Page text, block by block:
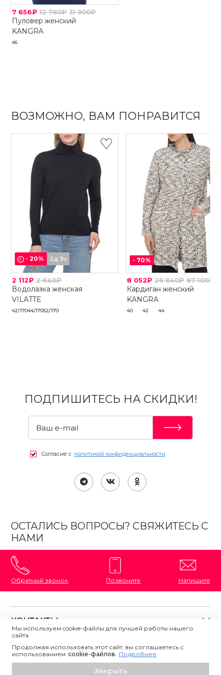
Добавить в корзину
7 656₽ 12 760₽ 31 900₽
Пуловер женский
KANGRA
46
ВОЗМОЖНО, ВАМ ПОНРАВИТСЯ
-20% 2д 3ч
2 112₽ 2 640₽
Водолазка женская
VILATTE
42/17044/17052/170
- 70%
8 052₽ 26 840₽ 67 100₽
Кардиган женский
KANGRA
40 42 44
ПОДПИШИТЕСЬ НА СКИДКИ!
Согласие с политикой конфиденциальности
ОСТАЛИСЬ ВОПРОСЫ? СВЯЖИТЕСЬ С
НАМИ
Обратный звонок Позвоните Напишите
КОНТАКТЫ
8 (800) 333-87-72
Напишите нам
ПОЛЕЗНАЯ ИНФОРМАЦИЯ
О магазине
Мы используем cookie-файлы для лучшей работы нашего
сайта.
Продолжая использовать этот сайт, вы соглашаетесь с
использованием сookie-файлов. Подробнее
Закрыть